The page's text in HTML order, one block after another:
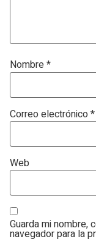
Nombre*
Correo electrónico*
Web
Guarda mi nombre,
navegador para la